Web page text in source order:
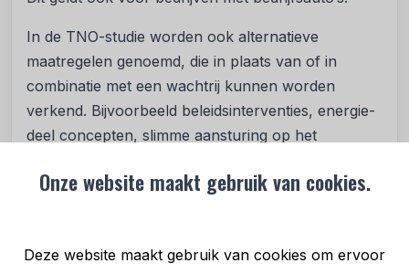
Onze website maakt gebruik van cookies.
Deze website maakt gebruik van cookies om ervoor
In de TNO-studie worden ook alternatieve
maatregelen genoemd, die in plaats van of in
combinatie met een wachtrij kunnen worden
verkend. Bijvoorbeeld beleidsinterventies, energie-
deel concepten, slimme aansturing op het
oplossingsrichtingen.
wanneer ze netbewust geplaatst worden, ook